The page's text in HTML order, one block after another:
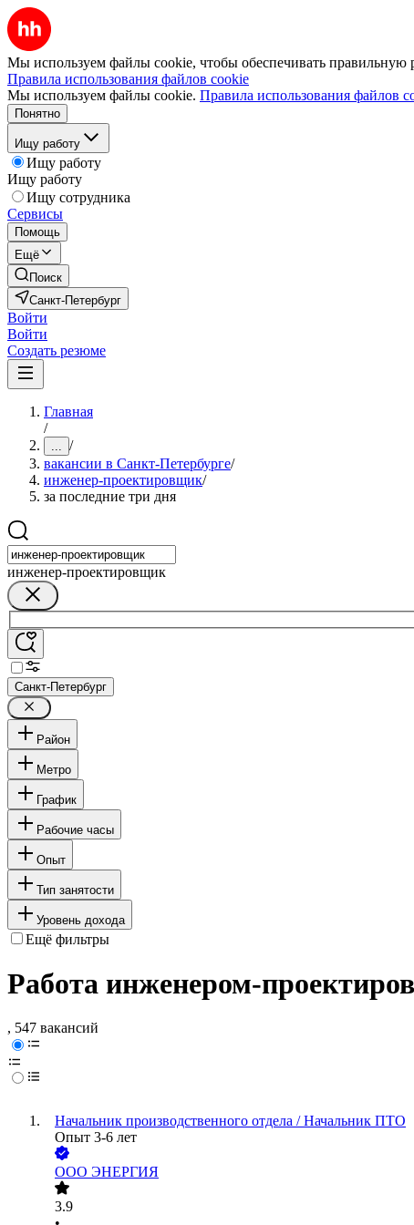
Мы используем файлы cookie, чтобы обеспечивать правильную
Правила использования файлов cookie
Мы используем файлы cookie. Правила использования файлов
Понятно
Ищу работу
Ищу работу
Ищу работу
Ищу сотрудника
Сервисы
Помощь
Ещё
Поиск
Санкт-Петербург
Войти
Войти
Создать резюме
Главная
/
... /
вакансии в Санкт-Петербурге/
инженер-проектировщик/
за последние три дня
инженер-проектировщик
Санкт-Петербург
Район
Метро
График
Рабочие часы
Опыт
Тип занятости
Уровень дохода
Ещё фильтры
Работа инженером-
, 547 вакансий
Начальник производственного отдела / Начальник ПТО
Опыт 3-6 лет
ООО ЭНЕРГИЯ
3.9